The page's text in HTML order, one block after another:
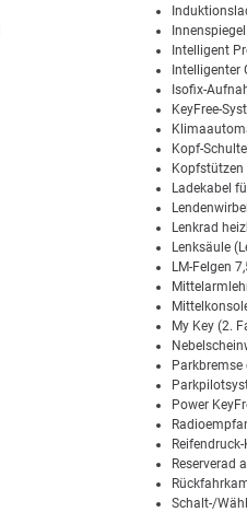
Intelligent
Intelligenter
Isofix-
KeyFree-
Kopf-
Ladekabel
Lenkrad
Lenksäule
LM-Felgen
My Key (2.
Power
Reserverad
Schalt-/